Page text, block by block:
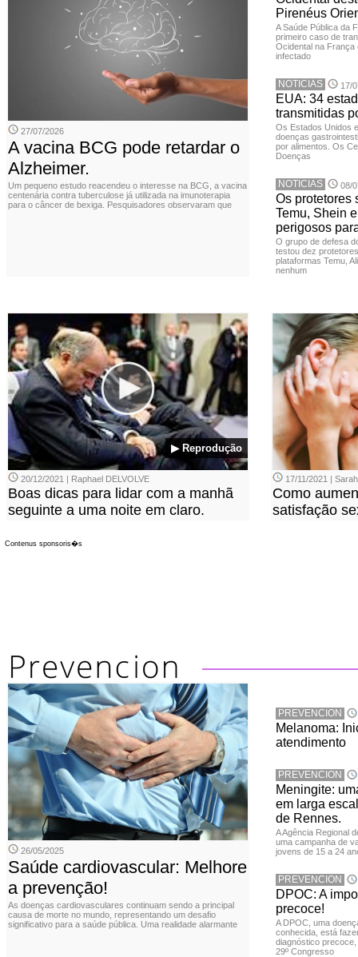
27/07/2026
A vacina BCG pode retardar o
Alzheimer.
Um pequeno estudo reacendeu o interesse na BCG, a vacina
centenária contra tuberculose já utilizada na imunoterapia
para o câncer de bexiga. Pesquisadores observaram que
Pirenéus
A Saúde Pública da
primeiro caso de
Ocidental na França
infectado
NOTICIAS 17/
EUA: 34
transmitidas
Os Estados Unidos
doenças
por alimentos. Os
Doenças
NOTICIAS 08/
Os protetores
Temu, Shein
perigosos
O grupo de defesa
testou dez
plataformas Temu,
nenhum
▶ Reprodução
20/12/2021 | Raphael DELVOLVE
Boas dicas para lidar com a manhã
seguinte a uma noite em claro.
17/11/2021 |
Como
satisfação
Contenus sponsoris�s
26/05/2025
Saúde cardiovascular: Melhore
a prevenção!
As doenças cardiovasculares continuam sendo a principal
causa de morte no mundo, representando um desafio
significativo para a saúde pública. Uma realidade alarmante
PREVENCION
Melanoma:
atendimento
PREVENCION
Meningite:
em larga
de Rennes.
A Agência Regional
uma campanha de
jovens de 15 a 24
PREVENCION
DPOC: A
precoce!
A DPOC, uma
conhecida, está
diagnóstico
29º Congresso